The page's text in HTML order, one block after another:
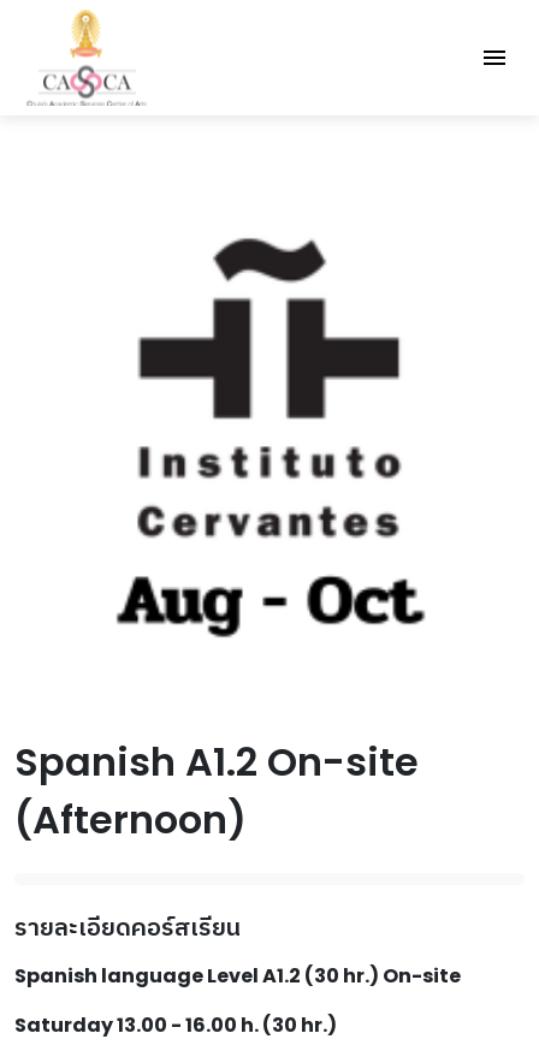
Spanish A1.2 On-site
(Afternoon)
รายละเอียดคอร์สเรียน
Spanish language Level A1.2 (30 hr.) On-site
Saturday 13.00 - 16.00 h. (30 hr.)